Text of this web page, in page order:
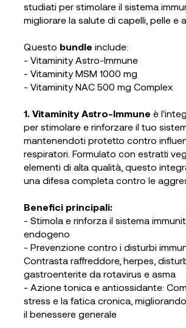
studiati per stimolare il sistema
migliorare la salute di capelli, pelle e
Questo bundle include:
- Vitaminity Astro-Immune
- Vitaminity MSM 1000 mg
- Vitaminity NAC 500 mg Complex
1. Vitaminity Astro-Immune è
per stimolare e rinforzare il tuo
mantenendoti protetto contro
respiratori. Formulato con estratti
elementi di alta qualità, questo
una difesa completa contro le
Benefici principali:
- Stimola e rinforza il sistema
endogeno
- Prevenzione contro i disturbi
Contrasta raffreddore, herpes,
gastroenterite da rotavirus e asma
- Azione tonica e antiossidante:
stress e la fatica cronica,
il benessere generale